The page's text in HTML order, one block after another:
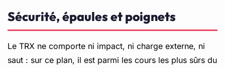
Sécurité, épaules et poignets
Le TRX ne comporte ni impact, ni charge externe, ni
saut : sur ce plan, il est parmi les cours les plus sûrs du